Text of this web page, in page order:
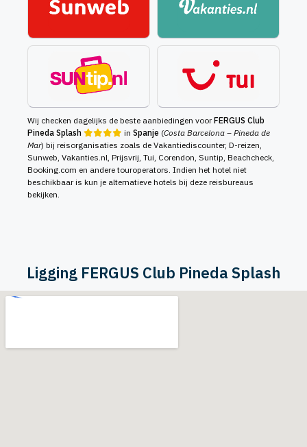
Wij checken dagelijks de beste aanbiedingen voorFERGUS Club
Pineda Splash
in Spanje (Costa Barcelona – Pineda de
Mar) bij reisorganisaties zoals de Vakantiediscounter, D-reizen,
Sunweb, Vakanties.nl, Prijsvrij, Tui, Corendon, Suntip, Beachcheck,
Booking.com en andere touroperators. Indien het hotel niet
beschikbaar is kun je alternatieve hotels bij deze reisbureaus
bekijken.
Ligging FERGUS Club Pineda Splash